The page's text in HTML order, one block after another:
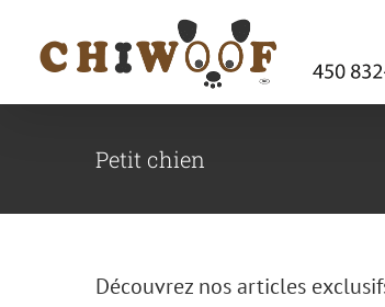
Petit chien
Découvrez nos articles